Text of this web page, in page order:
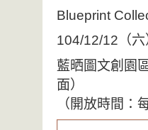
Blueprint
104/12/12（
藍晒圖文創園
面）
（開放時間：